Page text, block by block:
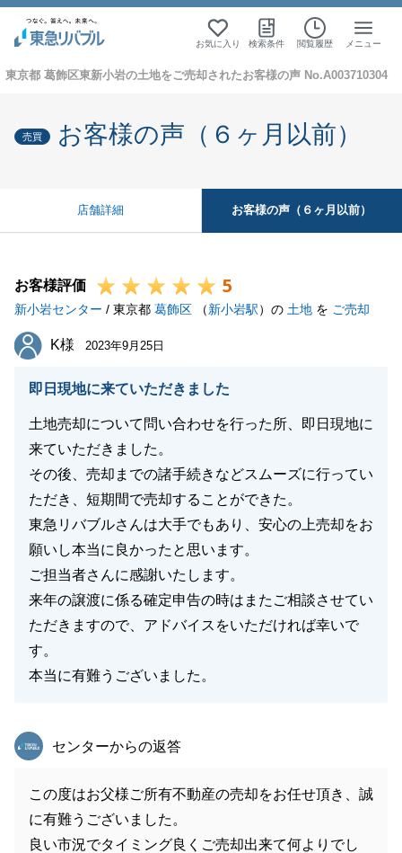
お気に入り 検索条件 閲覧履歴 メニュー
東京都 葛飾区東新小岩の土地をご売却されたお客様の声 No.A003710304
売買 お客様の声（６ヶ月以前）
店舗詳細 お客様の声（６ヶ月以前）
お客様評価 5
新小岩センター / 東京都 葛飾区 （新小岩駅）の 土地 を ご売却
K様
K様 2023年9月25日
即日現地に来ていただきました
土地売却について問い合わせを行った所、即日現地に
来ていただきました。
その後、売却までの諸手続きなどスムーズに行ってい
ただき、短期間で売却することができた。
東急リバブルさんは大手でもあり、安心の上売却をお
願いし本当に良かったと思います。
ご担当者さんに感謝いたします。
来年の譲渡に係る確定申告の時はまたご相談させてい
ただきますので、アドバイスをいただければ幸いで
す。
本当に有難うございました。
東急リバブル
センターからの返答
この度はお父様ご所有不動産の売却をお任せ頂き、誠
に有難うございました。
良い市況でタイミング良くご売却出来て何よりでし